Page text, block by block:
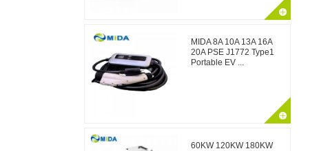
MIDA 8A 10A 13A 16A
20A PSE J1772 Type1
Portable EV ...
60KW 120KW 180KW